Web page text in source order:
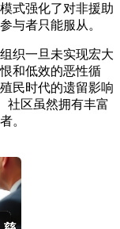
式强化了对非援助
与者只能服从。
织一旦未实现宏大
和低效的恶性循
民时代的遗留影响
社区虽然拥有丰富
。